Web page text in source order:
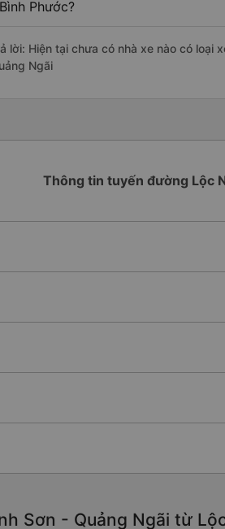
Phước?
lời: Hiện tại chưa có nhà xe nào có loại
Ngãi
Thông tin tuyến đường Lộc
Sơn - Quảng Ngãi từ